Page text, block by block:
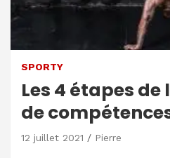
SPORTY
Les 4 étapes
de
12 juillet 2021 Pierre